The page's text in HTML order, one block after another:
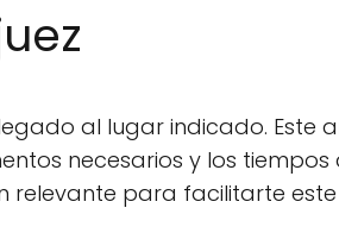
al lugar indicado. Este
necesarios y los tiempos
relevante para facilitarte